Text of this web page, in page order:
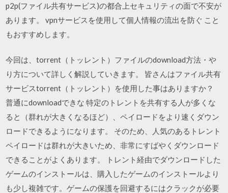
p2p(ファイル共有サービス)の都合上セキュリティの面で不安が
あります。 vpnサービスを使用して個人情報の流出を防ぐ こと
もおすすめします。
今回は、torrent（トッレント）ファイルのdownload方法・や
り方について詳しく解説していきます。 皆さんはファイル共有
サービスtorrent（トッレント）を使用した事はありますか？
普通にdownloadできな 特定のトレントを共有する人が多くな
ると（群れが大きくなるほど）、ペイロードをより速くダウン
ロードできるようになります。 そのため、人気のあるトレント
ペイロードは群れが大きいため、非常にすばやくダウンロード
できることがよくあります。 トレント経由でダウンロードした
ゲームのインストールは、購入したゲームのインストールより
も少し複雑です。ゲームの保護を回避するにはクラックが必要